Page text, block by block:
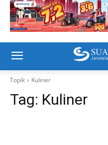
Topik Kuliner
Tag: Kuliner